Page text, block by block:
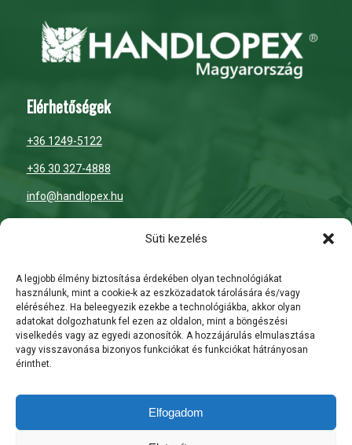
Süti kezelés
A legjobb élmény biztosítása érdekében olyan technológiákat
használunk, mint a cookie-k az eszközadatok tárolására és/vagy
eléréséhez. Ha beleegyezik ezekbe a technológiákba, akkor olyan
adatokat dolgozhatunk fel ezen az oldalon, mint a böngészési
viselkedés vagy az egyedi azonosítók. A hozzájárulás elmulasztása
vagy visszavonása bizonyos funkciókat és funkciókat hátrányosan
érinthet.
Elfogadom
Elérhetőségek
+36 1249-5122
+36 30 327-4888
info@handlopex.hu
H-P: 7:00 – 16:00
Szombat: zárva
Vasárnap: zárva
ÁSZF
Általános Szerződési Feltételek